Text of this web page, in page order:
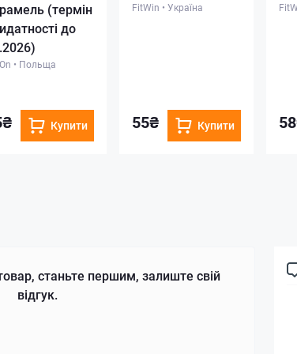
(термін
до
• Польща
Купити
FitWin • Україна
55₴ Купити
станьте першим, залиште свій
відгук.